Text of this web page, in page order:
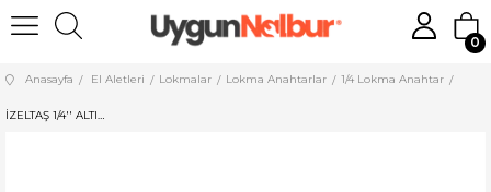
0
Anasayfa El Aletleri Lokmalar Lokma Anahtarlar 1/4 Lokma Anahtar
İZELTAŞ 1/4'' ALTI KÖŞE DERİN 5 MM LOKMA ANAHTAR